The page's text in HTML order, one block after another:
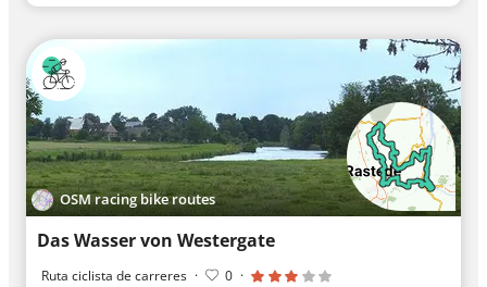
OSM racing bike routes
Das Wasser von Westergate
Ruta ciclista de carreres · 0 ·